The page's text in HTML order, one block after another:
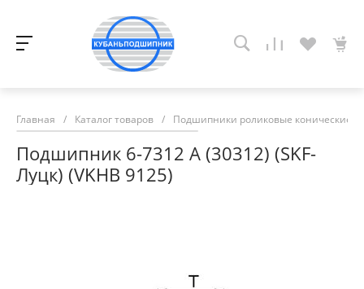
Главная / Каталог товаров / Подшипники роликовые конические
Подшипник 6-7312 А (30312) (SKF-
Луцк) (VKHB 9125)